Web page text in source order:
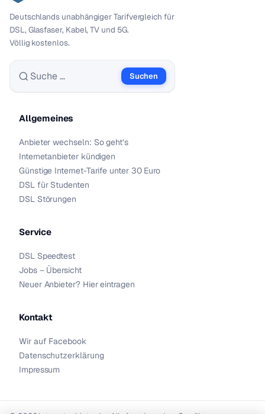
Deutschlands unabhängiger Tarif­vergleich für
DSL, Glasfaser, Kabel, TV und 5G.
Völlig kostenlos.
Suche nach:
Suchen
Allgemeines
Anbieter wechseln: So geht’s
Internetanbieter kündigen
Günstige Internet-Tarife unter 30 Euro
DSL für Studenten
DSL Störungen
Service
DSL Speedtest
Jobs – Übersicht
Neuer Anbieter? Hier eintragen
Kontakt
Wir auf Facebook
Datenschutzerklärung
Impressum